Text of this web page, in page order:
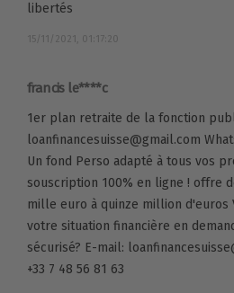
libertés
15/11/2021, 01:17:20
francis le****c
1er plan retraite de la fonction
loanfinancesuisse@gmail.com
Un fond Perso adapté à tous vos
souscription 100% en ligne ! offre
mille euro à quinze million d'euros
votre situation financière en
sécurisé? E-mail:
+33 7 48 56 81 63